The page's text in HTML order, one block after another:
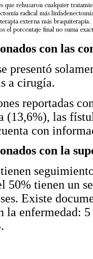
con las
presentó
a cirugía.
reportadas
(13,6%), las
con
con la
50% tienen un
Existe
la enfermedad: